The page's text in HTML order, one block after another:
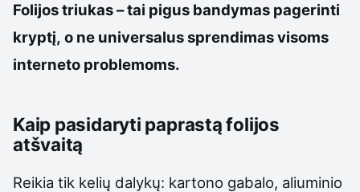
Folijos triukas – tai pigus bandymas pagerinti
kryptį, o ne universalus sprendimas visoms
interneto problemoms.
Kaip pasidaryti paprastą folijos
atšvaitą
Reikia tik kelių dalykų: kartono gabalo, aliuminio